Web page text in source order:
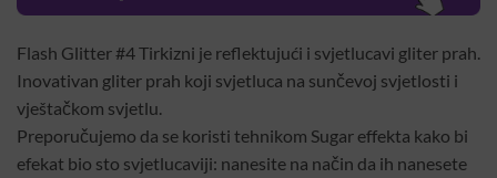
Flash Glitter #4 Tirkizni je reflektujući i svjetlucavi gliter prah.
Inovativan gliter prah koji svjetluca na sunčevoj svjetlosti i
vještačkom svjetlu.
Preporučujemo da se koristi tehnikom Sugar effekta kako bi
efekat bio sto svjetlucaviji: nanesite na način da ih nanesete